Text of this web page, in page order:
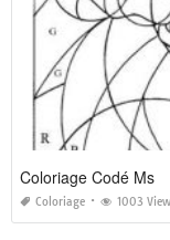
Coloriage Codé Ms
Coloriage 1003